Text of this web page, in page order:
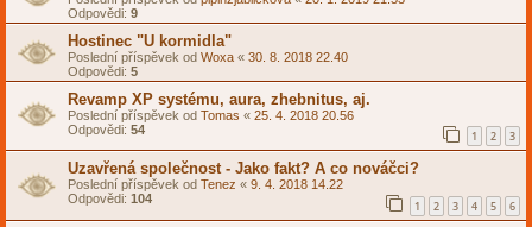
Odpovědi: 9
Hostinec "U kormidla"
Poslední příspěvek od Woxa « 30. 8. 2018 22.40
Odpovědi: 5
Revamp XP systému, aura, zhebnitus, aj.
Poslední příspěvek od Tomas « 25. 4. 2018 20.56
Odpovědi: 54 1 2 3
Uzavřená společnost - Jako fakt? A co nováčci?
Poslední příspěvek od Tenez « 9. 4. 2018 14.22
Odpovědi: 104 1 2 3 4 5 6